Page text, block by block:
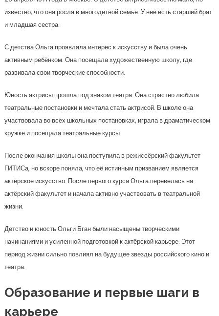
известно, что она росла в многодетной семье. У неё есть старший брат
и младшая сестра.
С детства Ольга проявляла интерес к искусству и была очень
активным ребёнком. Она посещала художественную школу, где
развивала свои творческие способности.
Юность актрисы прошла под знаком театра. Она страстно любила
театральные постановки и мечтала стать актрисой. В школе она
участвовала во всех школьных постановках, играла в драматическом
кружке и посещала театральные курсы.
После окончания школы она поступила в режиссёрский факультет
ГИТИСа, но вскоре поняла, что её истинным призванием является
актёрское искусство. После первого курса Ольга перевелась на
актёрский факультет и начала активно участвовать в театральной
жизни.
Детство и юность Ольги Бган были насыщены творческими
начинаниями и усиленной подготовкой к актёрской карьере. Этот
период жизни сильно повлиял на будущее звезды российского кино и
театра.
Образование и первые шаги в
карьере